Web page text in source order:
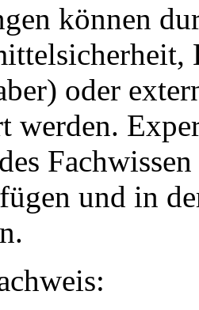
können
oder
werden.
und in